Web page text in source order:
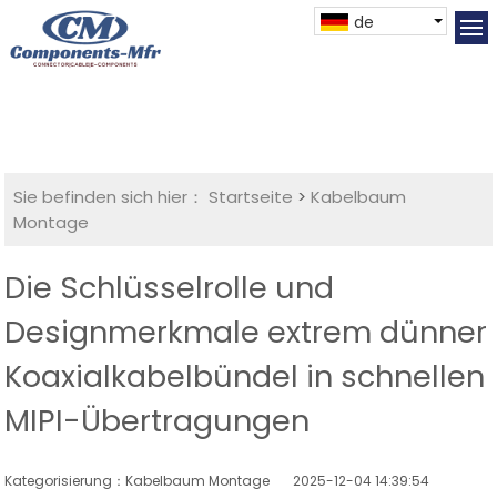
de
Sie befinden sich hier： Startseite >Kabelbaum
Montage
Die Schlüsselrolle und
Designmerkmale extrem dünner
Koaxialkabelbündel in schnellen
MIPI-Übertragungen
Kategorisierung：Kabelbaum Montage 2025-12-04 14:39:54